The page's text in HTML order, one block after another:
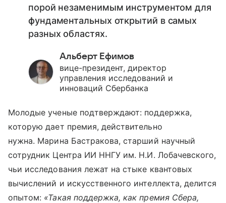
порой незаменимым инструментом для
фундаментальных открытий в самых
разных областях.
Альберт Ефимов
вице-президент, директор
управления исследований и
инноваций Сбербанка
Молодые ученые подтверждают: поддержка,
которую дает премия, действительно
нужна. Марина Бастракова, старший научный
сотрудник Центра ИИ ННГУ им. Н.И. Лобачевского,
чьи исследования лежат на стыке квантовых
вычислений и искусственного интеллекта, делится
опытом: «Такая поддержка, как премия Сбера,